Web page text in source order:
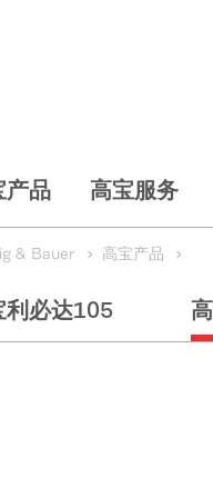
产品 高宝服务
& Bauer 高宝产品
利必达105